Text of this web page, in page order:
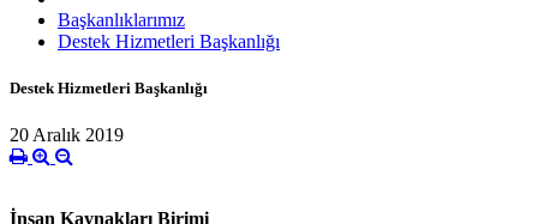
Başkanlıklarımız
Destek Hizmetleri Başkanlığı
Destek Hizmetleri Başkanlığı
20 Aralık 2019
İnsan Kaynakları Birimi